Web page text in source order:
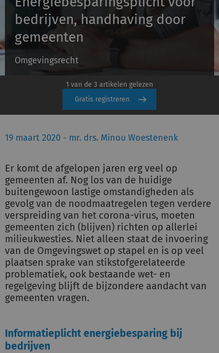
bedrijven, handhaving door
gemeenten
Omgevingsrecht
1 van de 3 artikelen gelezen
Gratis registreren
19 maart 2020 - mr. drs. Minou Woestenenk
Er komt de afgelopen jaren erg veel op
gemeenten af. Nog los van de huidige
buitengewoon lastige omstandigheden als
gevolg van de noodmaatregelen tegen verdere
verspreiding van het corona-virus, moeten
gemeenten zich (blijven) richten op allerlei
milieukwesties. Niet alleen staat de invoering
van de Omgevingswet op stapel en is op veel
plaatsen sprake van stikstofgerelateerde
problematiek, ook bestaande wet- en
regelgeving blijft de bijzondere aandacht van
gemeenten vragen.
Informatieplicht energiebesparing bij
bedrijven